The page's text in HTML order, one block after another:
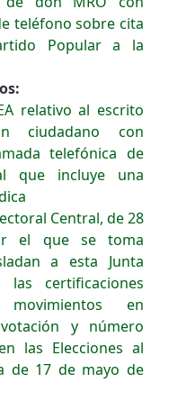
teléfono sobre cita
Popular a la
relativo al escrito
ciudadano con
telefónica de
que incluye una
Central, de 28
el que se toma
a esta Junta
las certificaciones
movimientos en
y número
las Elecciones al
de 17 de mayo de